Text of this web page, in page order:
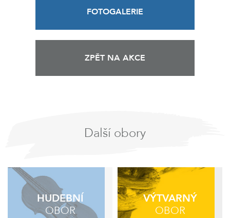
FOTOGALERIE
ZPĚT NA AKCE
Další obory
HUDEBNÍ
OBOR
VÝTVARNÝ
OBOR